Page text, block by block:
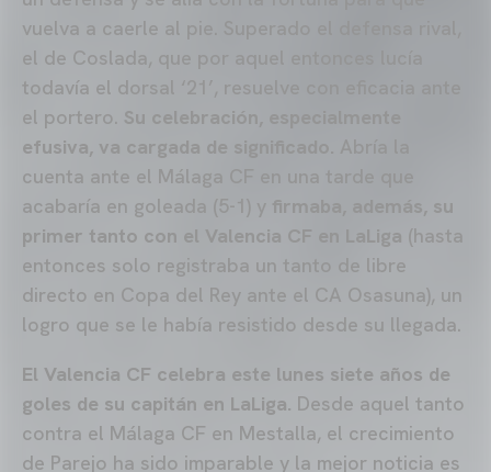
vuelva a caerle al pie. Superado el defensa rival,
el de Coslada, que por aquel entonces lucía
todavía el dorsal ‘21’, resuelve con eficacia ante
el portero. Su celebración, especialmente
efusiva, va cargada de significado.
cuenta ante el Málaga CF en una tarde que
acabaría en goleada (5-1) y firmaba, además, su
primer tanto con el Valencia CF en LaLiga (hasta
entonces solo registraba un tanto de libre
directo en Copa del Rey ante el CA Osasuna), un
logro que se le había resistido desde su llegada.
El Valencia CF celebra este lunes siete años de
goles de su capitán en LaLiga. Desde aquel tanto
contra el Málaga CF en Mestalla, el crecimiento
de Parejo ha sido imparable y la mejor noticia es